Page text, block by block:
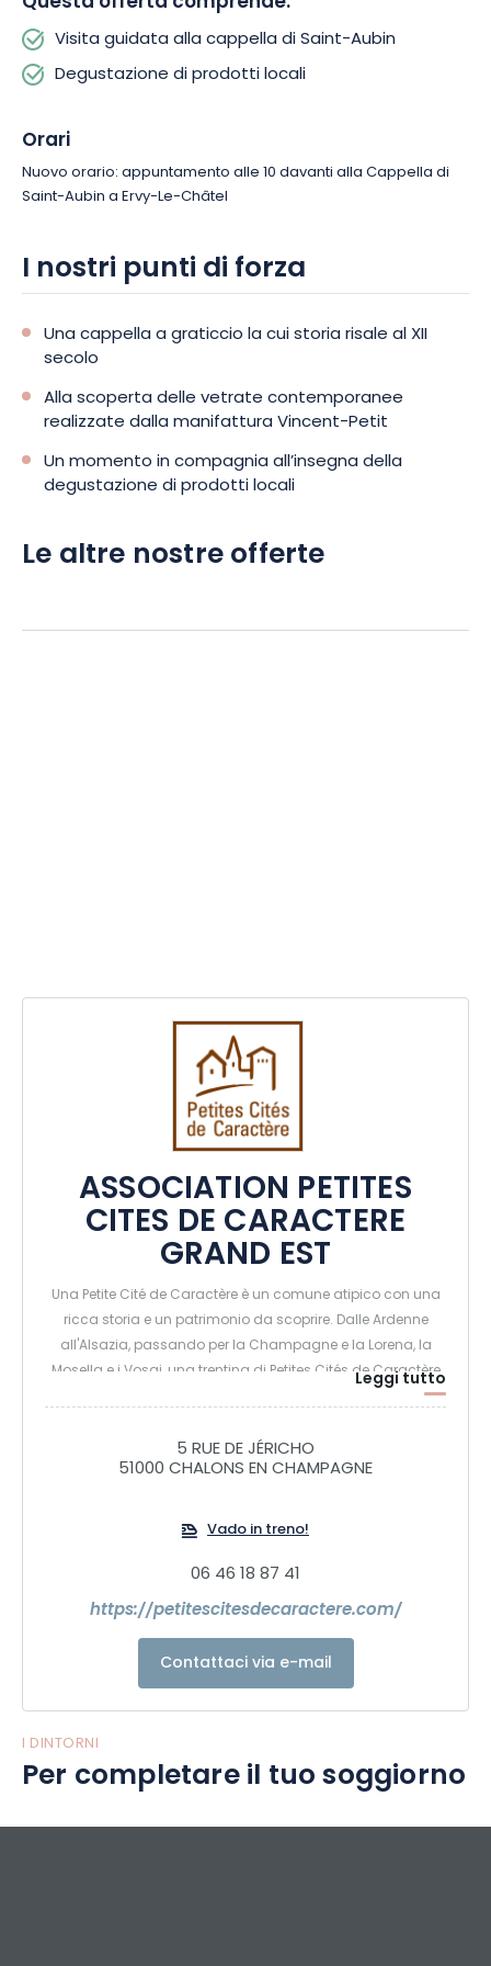
è una splendida occasione per gettare uno sguardo diverso
su una delle ricchezze storiche di Ervy-le-Châtel.
Visita guidata alla cappella di Saint-Aubin
Degustazione di prodotti locali
Orari
Nuovo orario: appuntamento alle 10 davanti alla Cappella di
Saint-Aubin a Ervy-Le-Châtel
I nostri punti di forza
Una cappella a graticcio la cui storia risale al XII
secolo
Alla scoperta delle vetrate contemporanee
realizzate dalla manifattura Vincent-Petit
Un momento in compagnia all’insegna della
degustazione di prodotti locali
Le altre nostre offerte
ASSOCIATION PETITES
CITES DE CARACTERE
GRAND EST
Una Petite Cité de Caractère è un comune atipico con una
ricca storia e un patrimonio da scoprire. Dalle Ardenne
all'Alsazia, passando per la Champagne e la Lorena, la
Mosella e i Vosgi, una trentina di Petites Cités de Caractère
porte sono aperte per voi. Apprezzerete una certa arte di
vivere.
Leggi tutto
5 RUE DE JÉRICHO
51000 CHALONS EN CHAMPAGNE
Vado in treno!
06 46 18 87 41
https://petitescitesdecaractere.com/
Contattaci via e-mail
I DINTORNI
Per completare il tuo soggiorno